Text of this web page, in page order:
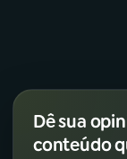
Dê sua
conteúdo